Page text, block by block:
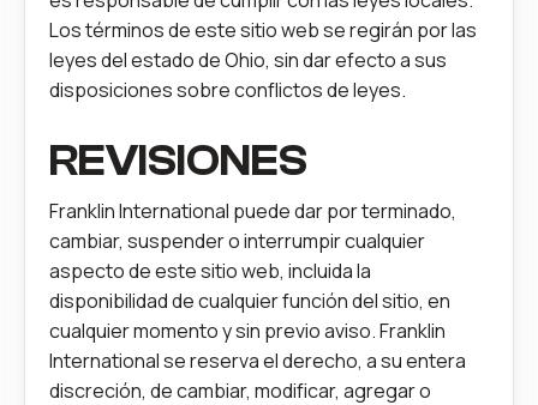
Los términos de este sitio web se regirán por las
leyes del estado de Ohio, sin dar efecto a sus
disposiciones sobre conflictos de leyes.
REVISIONES
Franklin International puede dar por terminado,
cambiar, suspender o interrumpir cualquier
aspecto de este sitio web, incluida la
disponibilidad de cualquier función del sitio, en
cualquier momento y sin previo aviso. Franklin
International se reserva el derecho, a su entera
discreción, de cambiar, modificar, agregar o